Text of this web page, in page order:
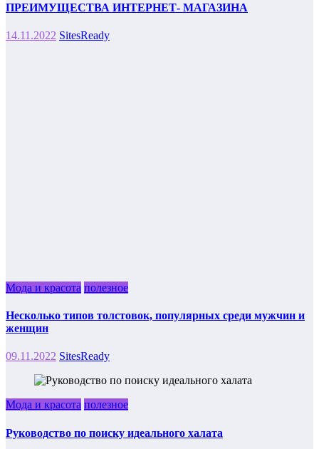
ПРЕИМУЩЕСТВА ИНТЕРНЕТ- МАГАЗИНА
14.11.2022 SitesReady
Мода и красота полезное
Несколько типов толстовок, популярных среди мужчин и
женщин
09.11.2022 SitesReady
Мода и красота полезное
Руководство по поиску идеального халата